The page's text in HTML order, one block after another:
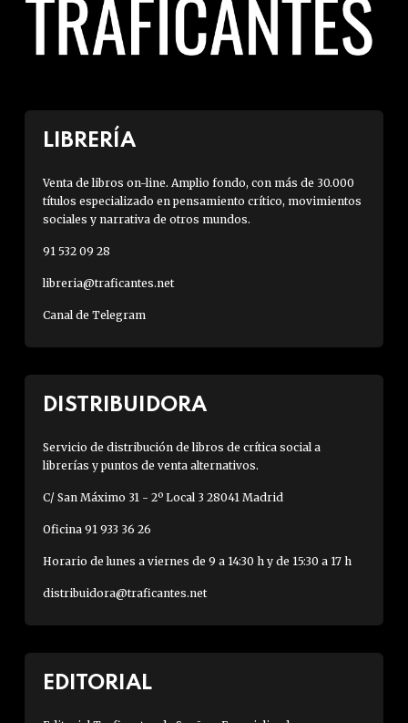
LIBRERÍA
Venta de libros on-line. Amplio fondo, con más de 30.000
títulos especializado en pensamiento crítico, movimientos
sociales y narrativa de otros mundos.
91 532 09 28
libreria@traficantes.net
Canal de Telegram
DISTRIBUIDORA
Servicio de distribución de libros de crítica social a
librerías y puntos de venta alternativos.
C/ San Máximo 31 - 2º Local 3 28041 Madrid
Oficina 91 933 36 26
Horario de lunes a viernes de 9 a 14:30 h y de 15:30 a 17 h
distribuidora@traficantes.net
EDITORIAL